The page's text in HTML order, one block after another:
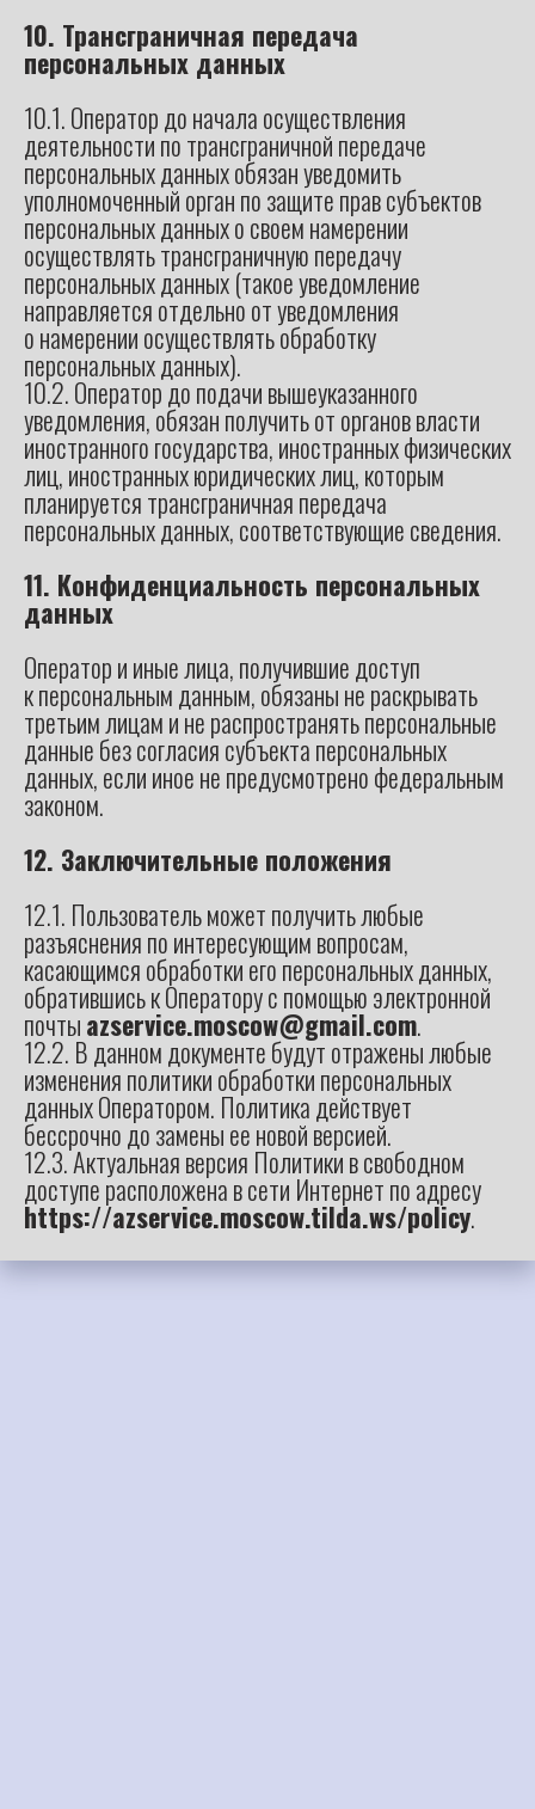
10. Трансграничная передача
персональных данных
10.1. Оператор до начала осуществления
деятельности по трансграничной передаче
персональных данных обязан уведомить
уполномоченный орган по защите прав субъектов
персональных данных о своем намерении
осуществлять трансграничную передачу
персональных данных (такое уведомление
направляется отдельно от уведомления
о намерении осуществлять обработку
персональных данных).
10.2. Оператор до подачи вышеуказанного
уведомления, обязан получить от органов власти
иностранного государства, иностранных физических
лиц, иностранных юридических лиц, которым
планируется трансграничная передача
персональных данных, соответствующие сведения.
11. Конфиденциальность персональных
данных
Оператор и иные лица, получившие доступ
к персональным данным, обязаны не раскрывать
третьим лицам и не распространять персональные
данные без согласия субъекта персональных
данных, если иное не предусмотрено федеральным
законом.
12. Заключительные положения
12.1. Пользователь может получить любые
разъяснения по интересующим вопросам,
касающимся обработки его персональных данных,
обратившись к Оператору с помощью электронной
почтыazservice.moscow@gmail.com.
12.2. В данном документе будут отражены любые
изменения политики обработки персональных
данных Оператором. Политика действует
бессрочно до замены ее новой версией.
12.3. Актуальная версия Политики в свободном
доступе расположена в сети Интернет по адресу
https://azservice.moscow.tilda.ws/policy.